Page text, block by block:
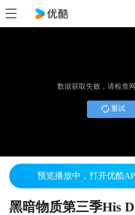
数据获取失败，请检查
重试
预览播放中，打开优酷